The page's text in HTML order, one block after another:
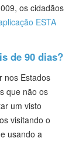
os cidadãos
ESTA
de 90 dias?
nos Estados
que não os
um visto
visitando o
e usando a